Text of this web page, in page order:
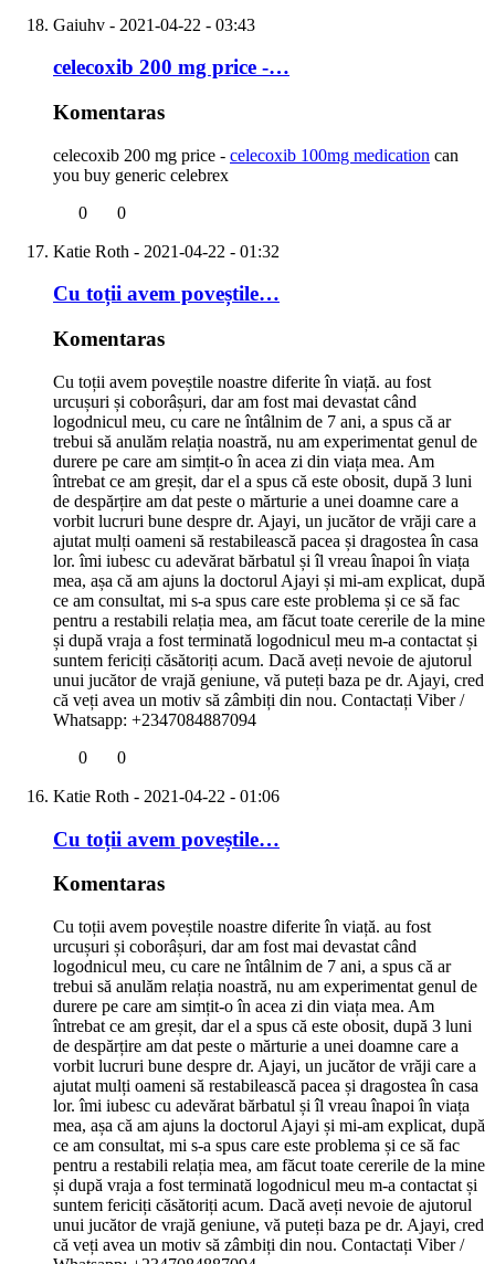
Gaiuhv - 2021-04-22 - 03:43
celecoxib 200 mg price -…
Komentaras
celecoxib 200 mg price - celecoxib 100mg medication can
you buy generic celebrex
0
0
Katie Roth - 2021-04-22 - 01:32
Cu toții avem poveștile…
Komentaras
Cu toții avem poveștile noastre diferite în viață. au fost
urcușuri și coborâșuri, dar am fost mai devastat când
logodnicul meu, cu care ne întâlnim de 7 ani, a spus că ar
trebui să anulăm relația noastră, nu am experimentat genul de
durere pe care am simțit-o în acea zi din viața mea. Am
întrebat ce am greșit, dar el a spus că este obosit, după 3 luni
de despărțire am dat peste o mărturie a unei doamne care a
vorbit lucruri bune despre dr. Ajayi, un jucător de vrăji care a
ajutat mulți oameni să restabilească pacea și dragostea în casa
lor. îmi iubesc cu adevărat bărbatul și îl vreau înapoi în viața
mea, așa că am ajuns la doctorul Ajayi și mi-am explicat, după
ce am consultat, mi s-a spus care este problema și ce să fac
pentru a restabili relația mea, am făcut toate cererile de la mine
și după vraja a fost terminată logodnicul meu m-a contactat și
suntem fericiți căsătoriți acum. Dacă aveți nevoie de ajutorul
unui jucător de vrajă geniune, vă puteți baza pe dr. Ajayi, cred
că veți avea un motiv să zâmbiți din nou. Contactați Viber /
Whatsapp: +2347084887094
0
0
Katie Roth - 2021-04-22 - 01:06
Cu toții avem poveștile…
Komentaras
Cu toții avem poveștile noastre diferite în viață. au fost
urcușuri și coborâșuri, dar am fost mai devastat când
logodnicul meu, cu care ne întâlnim de 7 ani, a spus că ar
trebui să anulăm relația noastră, nu am experimentat genul de
durere pe care am simțit-o în acea zi din viața mea. Am
întrebat ce am greșit, dar el a spus că este obosit, după 3 luni
de despărțire am dat peste o mărturie a unei doamne care a
vorbit lucruri bune despre dr. Ajayi, un jucător de vrăji care a
ajutat mulți oameni să restabilească pacea și dragostea în casa
lor. îmi iubesc cu adevărat bărbatul și îl vreau înapoi în viața
mea, așa că am ajuns la doctorul Ajayi și mi-am explicat, după
ce am consultat, mi s-a spus care este problema și ce să fac
pentru a restabili relația mea, am făcut toate cererile de la mine
și după vraja a fost terminată logodnicul meu m-a contactat și
suntem fericiți căsătoriți acum. Dacă aveți nevoie de ajutorul
unui jucător de vrajă geniune, vă puteți baza pe dr. Ajayi, cred
că veți avea un motiv să zâmbiți din nou. Contactați Viber /